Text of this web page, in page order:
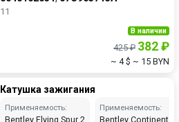
11
В наличии
425 ₽ 382 ₽
~ 4 $ ~ 15 BYN
Катушка зажигания
Применяемость:
Bentley Flying Spur 2
Применяемость:
Bentley Continental